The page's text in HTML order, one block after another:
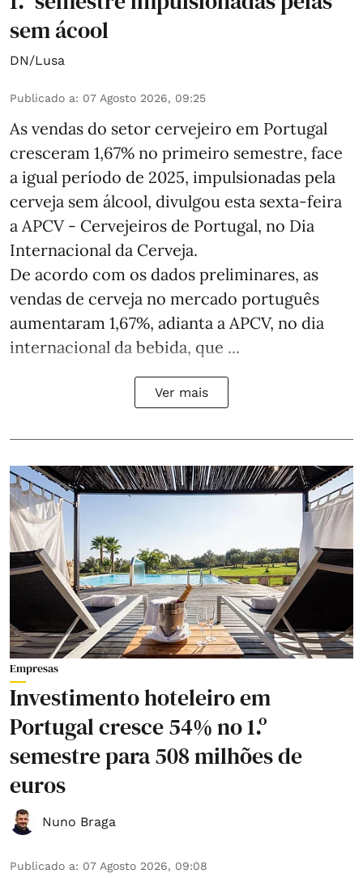
sem ácool
DN/Lusa
Publicado a: 07 Agosto 2026, 09:25
As vendas do setor cervejeiro em Portugal
cresceram 1,67% no primeiro semestre, face
a igual período de 2025, impulsionadas pela
cerveja sem álcool, divulgou esta sexta-feira
a APCV - Cervejeiros de Portugal, no Dia
Internacional da Cerveja.
De acordo com os dados preliminares, as
vendas de cerveja no mercado português
aumentaram 1,67%, adianta a APCV, no dia
internacional da bebida, que ...
Ver mais
Empresas
Investimento hoteleiro em
Portugal cresce 54% no 1.º
semestre para 508 milhões de
euros
Nuno Braga
Publicado a: 07 Agosto 2026, 09:08